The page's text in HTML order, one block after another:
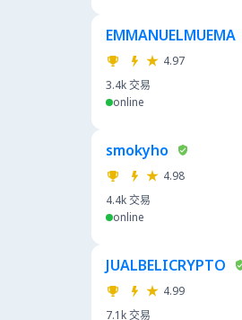
EMMANUELMUEMA
4.97
3.4k交易
online
smokyho
4.98
4.4k交易
online
JUALBELICRYPTO
4.99
7.1k交易